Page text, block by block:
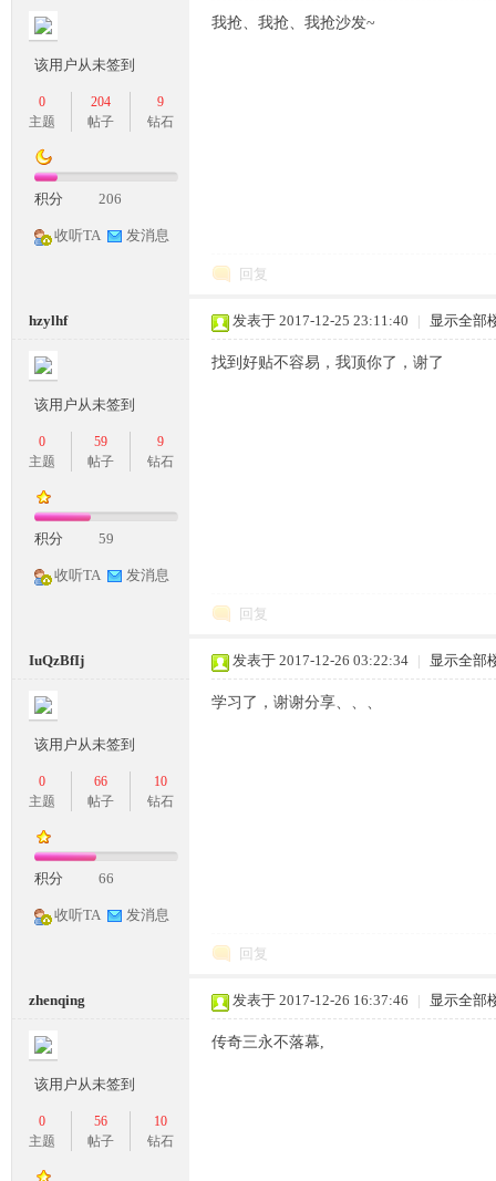
传
一
条
该用户从未签到
0
主题
204
帖子
9
钻石
积分 206
收听TA 发消息
我抢、我抢、我抢沙发~
回复
hzylhf
该用户从未签到
0
主题
59
帖子
9
钻石
积分 59
收听TA 发消息
发表于 2017-12-25 23:11:40 | 显示全部
找到好贴不容易，我顶你了，谢了
回复
IuQzBfIj
该用户从未签到
0
主题
66
帖子
10
钻石
积分 66
收听TA 发消息
发表于 2017-12-26 03:22:34 | 显示全部
学习了，谢谢分享、、、
回复
zhenqing
该用户从未签到
0
主题
56
帖子
10
钻石
发表于 2017-12-26 16:37:46 | 显示全部
传奇三永不落幕,